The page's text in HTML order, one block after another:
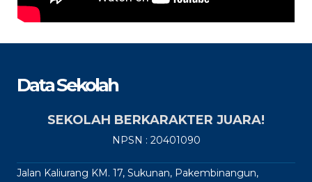
Data Sekolah
SEKOLAH BERKARAKTER JUARA!
NPSN : 20401090
Jalan Kaliurang KM. 17, Sukunan, Pakembinangun,